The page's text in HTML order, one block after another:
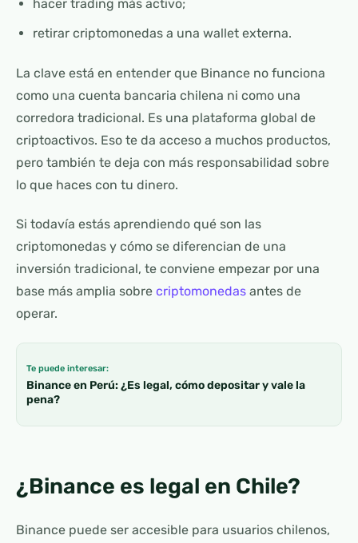
hacer trading más activo;
retirar criptomonedas a una wallet externa.
La clave está en entender que Binance no funciona
como una cuenta bancaria chilena ni como una
corredora tradicional. Es una plataforma global de
criptoactivos. Eso te da acceso a muchos productos,
pero también te deja con más responsabilidad sobre
lo que haces con tu dinero.
Si todavía estás aprendiendo qué son las
criptomonedas y cómo se diferencian de una
inversión tradicional, te conviene empezar por una
base más amplia sobre criptomonedas antes de
operar.
Te puede interesar:
Binance en Perú: ¿Es legal, cómo depositar y vale la
pena?
¿Binance es legal en Chile?
Binance puede ser accesible para usuarios chilenos,